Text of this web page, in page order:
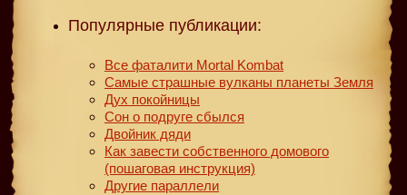
Популярные публикации:
Все фаталити Mortal Kombat
Самые страшные вулканы планеты Земля
Дух покойницы
Сон о подруге сбылся
Двойник дяди
Как завести собственного домового
(пошаговая инструкция)
Другие параллели